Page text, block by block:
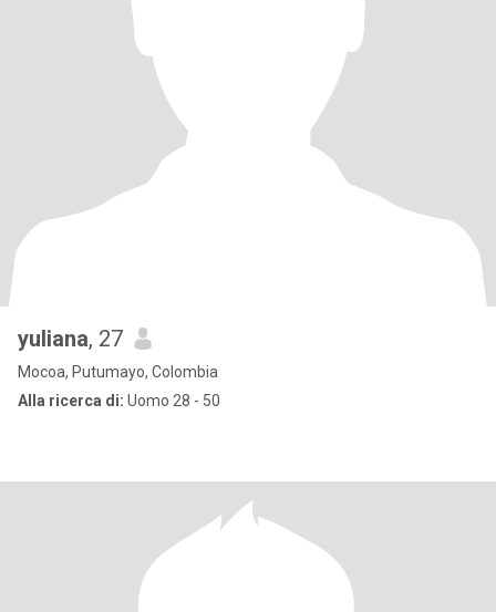
yuliana, 27
Mocoa, Putumayo, Colombia
Alla ricerca di: Uomo 28 - 50